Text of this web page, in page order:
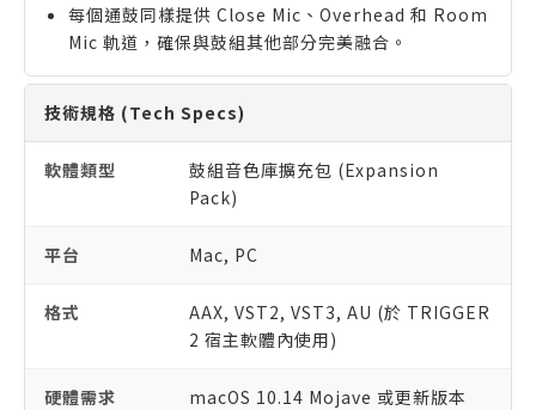
每個通鼓同樣提供 Close Mic、Overhead 和 Room
Mic 軌道，確保與鼓組其他部分完美融合。
技術規格 (Tech Specs)
軟體類型
鼓組音色庫擴充包 (Expansion
Pack)
平台 Mac, PC
格式
AAX, VST2, VST3, AU (於 TRIGGER
2 宿主軟體內使用)
硬體需求
macOS 10.14 Mojave 或更新版本